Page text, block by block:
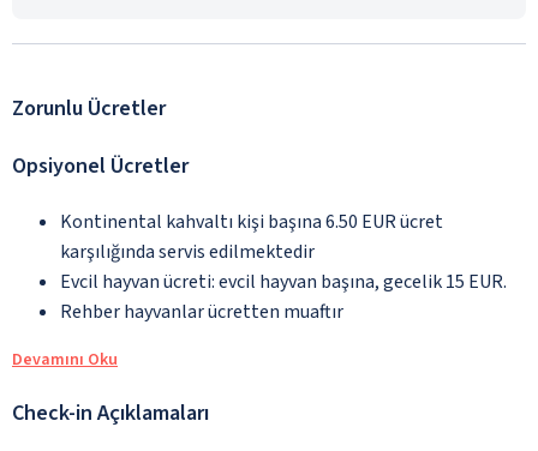
Zorunlu Ücretler
Opsiyonel Ücretler
Kontinental kahvaltı kişi başına 6.50 EUR ücret
karşılığında servis edilmektedir
Evcil hayvan ücreti: evcil hayvan başına, gecelik 15 EUR.
Rehber hayvanlar ücretten muaftır
Devamını Oku
Check-in Açıklamaları